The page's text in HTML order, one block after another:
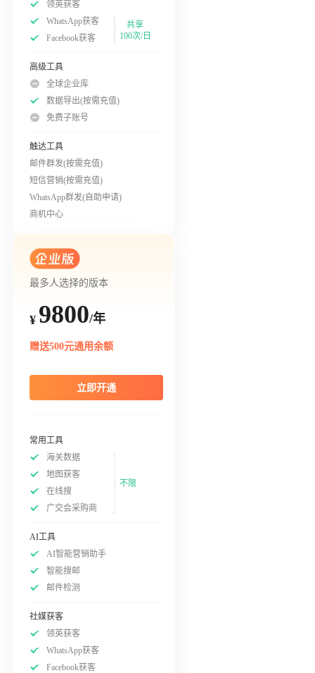
领英获客
WhatsApp获客
Facebook获客
共享
100次/日
高级工具
全球企业库
数据导出(按需充值)
免费子账号
触达工具
邮件群发(按需充值)
短信营销(按需充值)
WhatsApp群发(自助申请)
商机中心
最多人选择的版本
¥ 9800/年
赠送500元通用余额
立即开通
常用工具
海关数据
地图获客
在线搜
广交会采购商
不限
AI工具
AI智能营销助手
智能搜邮
邮件检测
社媒获客
领英获客
WhatsApp获客
Facebook获客